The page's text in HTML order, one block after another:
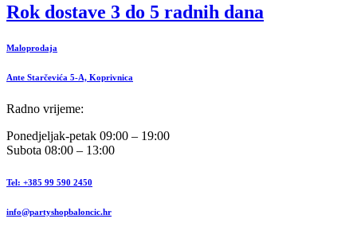
Rok dostave 3 do 5 radnih dana
Maloprodaja
Ante Starčevića 5-A, Koprivnica
Radno vrijeme:
Ponedjeljak-petak 09:00 – 19:00
Subota 08:00 – 13:00
Tel: +385 99 590 2450
info@partyshopbaloncic.hr